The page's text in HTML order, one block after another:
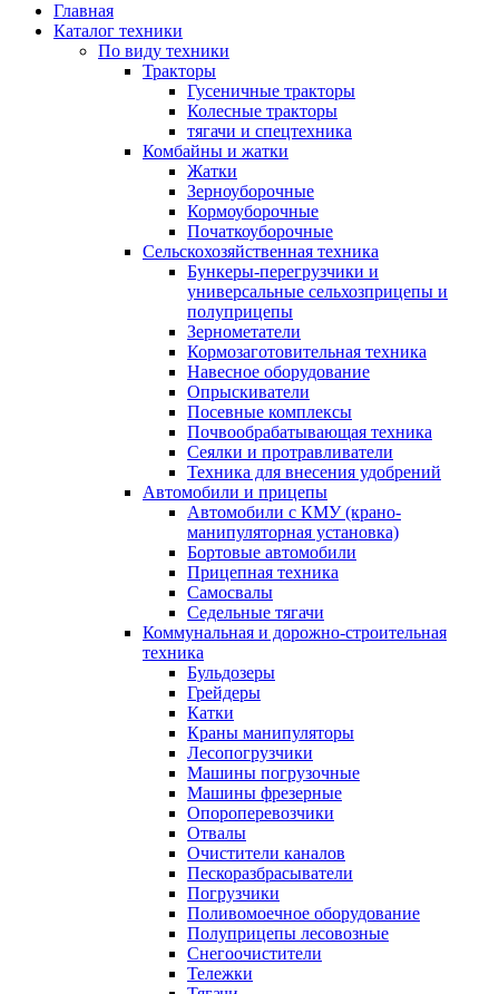
Главная
Каталог техники
По виду техники
Тракторы
Гусеничные тракторы
Колесные тракторы
тягачи и спецтехника
Комбайны и жатки
Жатки
Зерноуборочные
Кормоуборочные
Початкоуборочные
Сельскохозяйственная техника
Бункеры-перегрузчики и
универсальные сельхозприцепы и
полуприцепы
Зернометатели
Кормозаготовительная техника
Навесное оборудование
Опрыскиватели
Посевные комплексы
Почвообрабатывающая техника
Сеялки и протравливатели
Техника для внесения удобрений
Автомобили и прицепы
Автомобили с КМУ (крано-
манипуляторная установка)
Бортовые автомобили
Прицепная техника
Самосвалы
Седельные тягачи
Коммунальная и дорожно-строительная
техника
Бульдозеры
Грейдеры
Катки
Краны манипуляторы
Лесопогрузчики
Машины погрузочные
Машины фрезерные
Опороперевозчики
Отвалы
Очистители каналов
Пескоразбрасыватели
Погрузчики
Поливомоечное оборудование
Полуприцепы лесовозные
Снегоочистители
Тележки